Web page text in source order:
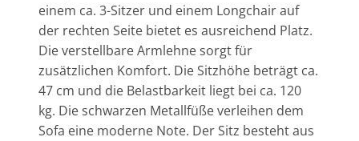
einem ca. 3-Sitzer und einem Longchair auf
der rechten Seite bietet es ausreichend Platz.
Die verstellbare Armlehne sorgt für
zusätzlichen Komfort. Die Sitzhöhe beträgt ca.
47 cm und die Belastbarkeit liegt bei ca. 120
kg. Die schwarzen Metallfüße verleihen dem
Sofa eine moderne Note. Der Sitz besteht aus